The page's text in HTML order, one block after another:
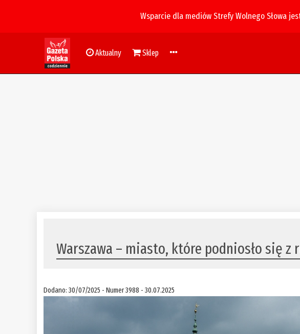
Wsparcie dla mediów Strefy Wolnego Słowa
Aktualny Sklep
Warszawa – miasto, które podniosło się z
Dodano: 30/07/2025 - Numer 3988 - 30.07.2025